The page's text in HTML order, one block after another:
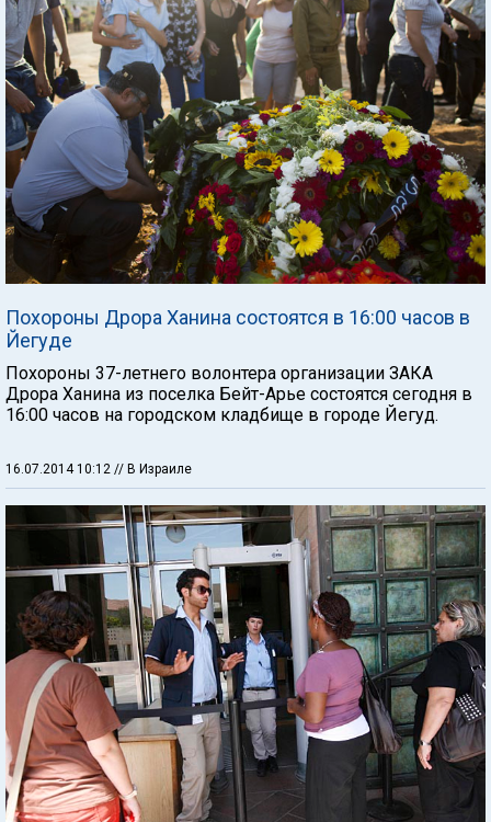
Похороны Дрора Ханина состоятся в 16:00 часов в
Йегуде
Похороны 37-летнего волонтера организации ЗАКА
Дрора Ханина из поселка Бейт-Арье состоятся сегодня в
16:00 часов на городском кладбище в городе Йегуд.
16.07.2014 10:12 // В Израиле